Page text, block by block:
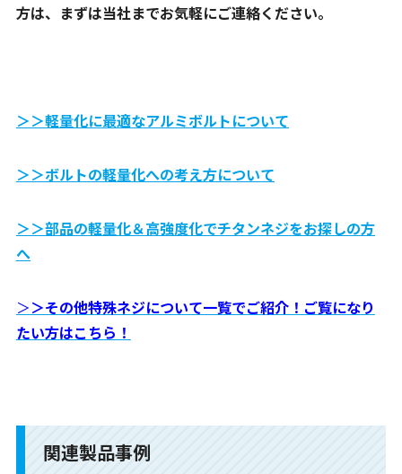
方は、まずは当社までお気軽にご連絡ください。
＞＞軽量化に最適なアルミボルトについて
＞＞ボルトの軽量化への考え方について
＞＞部品の軽量化＆高強度化でチタンネジをお探しの方
へ
＞＞その他特殊ネジについて一覧でご紹介！ご覧になり
たい方はこちら！
関連製品事例